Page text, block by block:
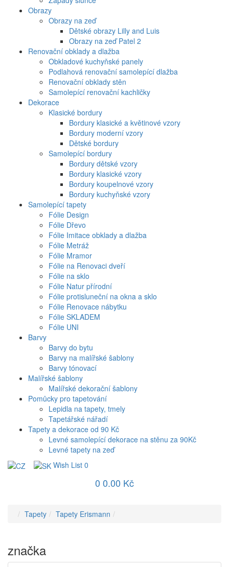
Obrazy
Obrazy na zeď
Dětské obrazy Lilly and Luis
Obrazy na zeď Patel 2
Renovační obklady a dlažba
Obkladové kuchyňské panely
Podlahová renovační samolepící dlažba
Renovační obklady stěn
Samolepící renovační kachličky
Dekorace
Klasické bordury
Bordury klasické a květinové vzory
Bordury moderní vzory
Dětské bordury
Samolepící bordury
Bordury dětské vzory
Bordury klasické vzory
Bordury koupelnové vzory
Bordury kuchyňské vzory
Samolepící tapety
Fólie Design
Fólie Dřevo
Fólie Imitace obklady a dlažba
Fólie Metráž
Fólie Mramor
Fólie na Renovaci dveří
Fólie na sklo
Fólie Natur přírodní
Fólie protisluneční na okna a sklo
Fólie Renovace nábytku
Fólie SKLADEM
Fólie UNI
Barvy
Barvy do bytu
Barvy na malířské šablony
Barvy tónovací
Malířské šablony
Malířské dekorační šablony
Pomůcky pro tapetování
Lepidla na tapety, tmely
Tapetářské nářadí
Tapety a dekorace od 90 Kč
Levné samolepící dekorace na stěnu za 90Kč
Levné tapety na zeď
Wish List 0
0 0.00 Kč
Tapety Tapety Erismann
značka